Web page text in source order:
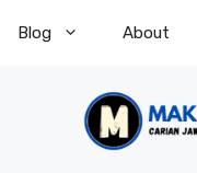
Blog About